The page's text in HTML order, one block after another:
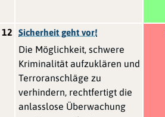
12
Sicherheit geht vor!
Die Möglichkeit, schwere
Kriminalität aufzuklären und
Terroranschläge zu
verhindern, rechtfertigt die
anlasslose Überwachung